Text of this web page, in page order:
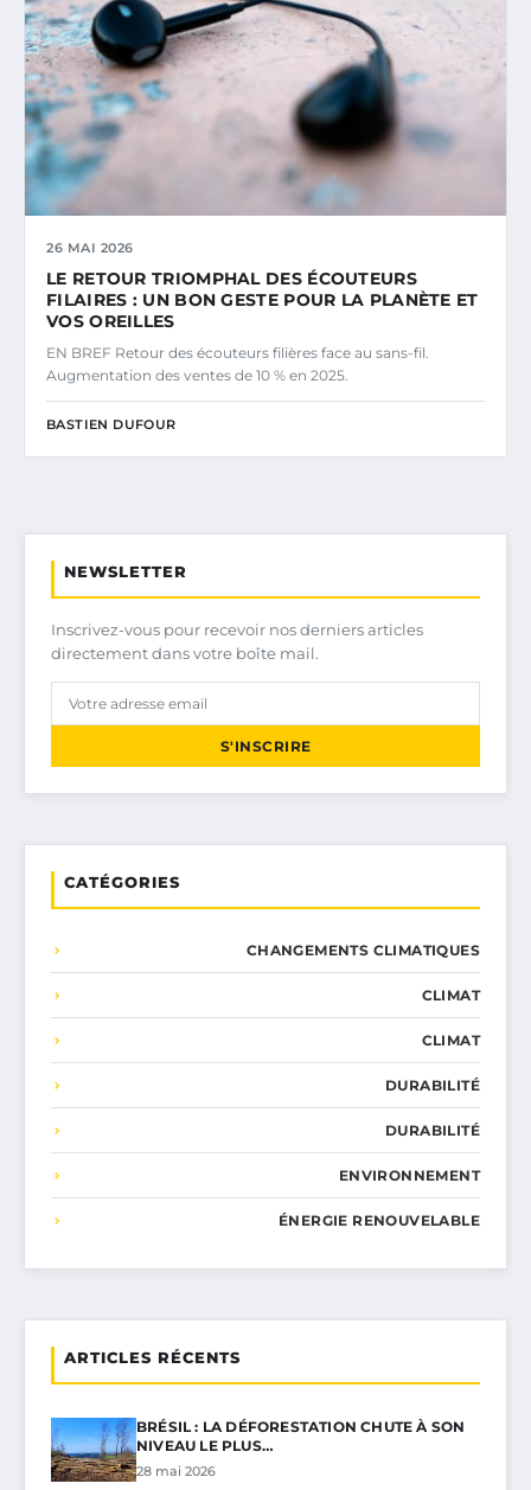
26 MAI 2026
LE RETOUR TRIOMPHAL DES ÉCOUTEURS
FILAIRES : UN BON GESTE POUR LA PLANÈTE ET
VOS OREILLES
EN BREF Retour des écouteurs filières face au sans-fil.
Augmentation des ventes de 10 % en 2025.
BASTIEN DUFOUR
NEWSLETTER
Inscrivez-vous pour recevoir nos derniers articles
directement dans votre boîte mail.
S'INSCRIRE
CATÉGORIES
CHANGEMENTS CLIMATIQUES
CLIMAT
CLIMAT
DURABILITÉ
DURABILITÉ
ENVIRONNEMENT
ÉNERGIE RENOUVELABLE
ARTICLES RÉCENTS
BRÉSIL : LA DÉFORESTATION CHUTE À SON
NIVEAU LE PLUS…
28 mai 2026